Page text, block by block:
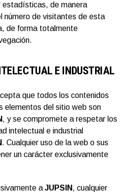
estadísticas, de manera
número de visitantes de esta
de forma totalmente
E INDUSTRIAL
que todos los contenidos
elementos del sitio web son
, y se compromete a respetar los
intelectual e industrial
. Cualquier uso de la web o sus
un carácter exclusivamente
a JUPSIN, cualquier